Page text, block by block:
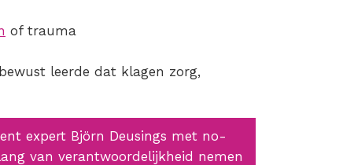
of trauma
leerde dat klagen zorg,
expert Björn Deusings met no-
van verantwoordelijkheid nemen